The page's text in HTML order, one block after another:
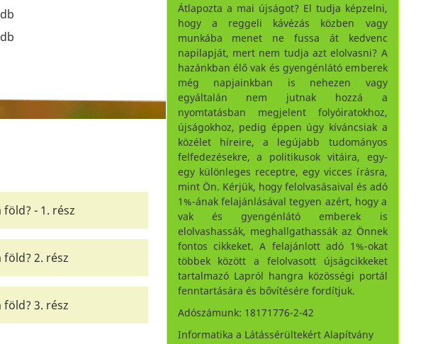
föld? - 1. rész
föld? 2. rész
föld? 3. rész
Átlapozta a mai újságot? El tudja képzelni,
hogy a reggeli kávézás közben vagy
munkába menet ne fussa át kedvenc
napilapját, mert nem tudja azt elolvasni? A
hazánkban élő vak és gyengénlátó emberek
még napjainkban is nehezen vagy
egyáltalán nem jutnak hozzá a
nyomtatásban megjelent folyóiratokhoz,
újságokhoz, pedig éppen úgy kíváncsiak a
közélet híreire, a legújabb tudományos
felfedezésekre, a politikusok vitáira, egy-
egy különleges receptre, egy vicces írásra,
mint Ön. Kérjük, hogy felolvasásaival és adó
1%-ának felajánlásával tegyen azért, hogy a
vak és gyengénlátó emberek is
elolvashassák, meghallgathassák az Önnek
fontos cikkeket. A felajánlott adó 1%-okat
többek között a felolvasott újságcikkeket
tartalmazó Lapról hangra közösségi portál
fenntartására és bővítésére fordítjuk.
Adószámunk: 18171776-2-42
Informatika a Látássérültekért Alapítvány